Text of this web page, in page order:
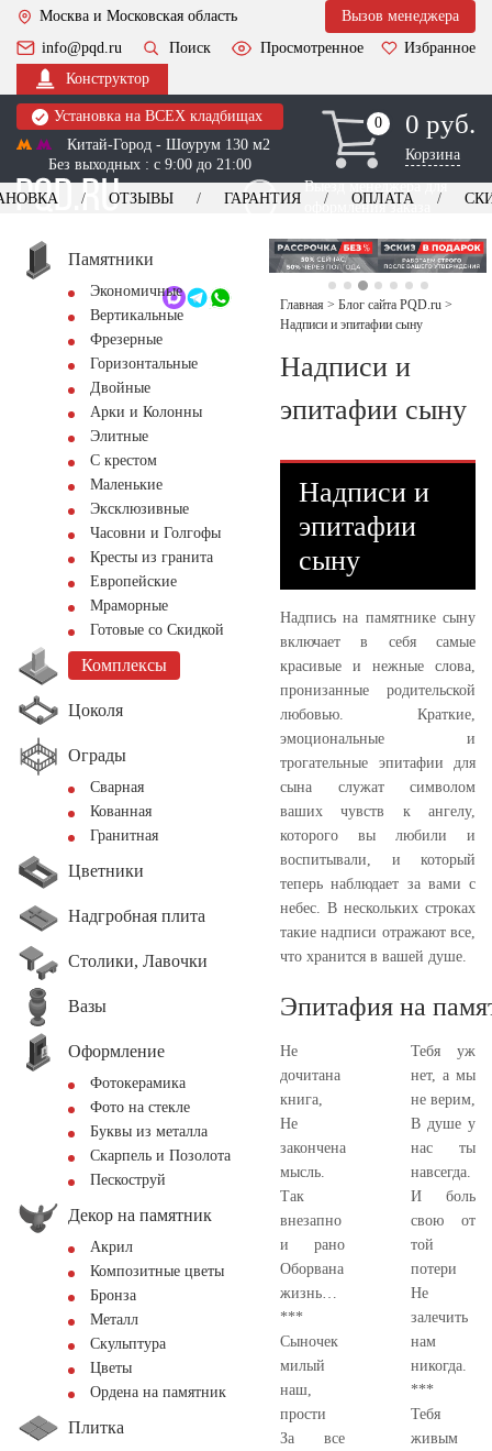
Москва и Московская область
Вызов менеджера
info@pqd.ru
Поиск Просмотренное
Избранное
Конструктор
Установка на ВСЕХ кладбищах
Китай-Город - Шоурум 130 м2
Без выходных : с 9:00 до 21:00
0
0 0 руб.
Корзина
Выезд менеджера для
оформления заказа
+7 (495) 518-44-23
Обратный звонок
ОТЗЫВЫ ГАРАНТИЯ ОПЛАТА
Памятники
Экономичные
Вертикальные
Фрезерные
Горизонтальные
Двойные
Арки и Колонны
Элитные
С крестом
Маленькие
Эксклюзивные
Часовни и Голгофы
Кресты из гранита
Европейские
Мраморные
Готовые со Скидкой
Комплексы
Цоколя
Ограды
Сварная
Кованная
Гранитная
Цветники
Надгробная плита
Столики, Лавочки
Вазы
Оформление
Фотокерамика
Фото на стекле
Буквы из металла
Скарпель и Позолота
Пескоструй
Декор на памятник
Акрил
Композитные цветы
Бронза
Металл
Скульптура
Цветы
Ордена на памятник
Плитка
Главная > Блог сайта PQD.ru >
Надписи и эпитафии сыну
Надписи и
эпитафии сыну
Надписи и
эпитафии
сыну
Надпись на памятнике сыну
включает в себя самые
красивые и нежные слова,
пронизанные родительской
любовью. Краткие,
эмоциональные и
трогательные эпитафии для
сына служат символом
ваших чувств к ангелу,
которого вы любили и
воспитывали, и который
теперь наблюдает за вами с
небес. В нескольких строках
такие надписи отражают все,
что хранится в вашей душе.
Эпитафия на
Не
дочитана
книга,
Не
закончена
мысль.
Так
внезапно
и рано
Оборвана
жизнь…
***
Сыночек
милый
наш,
прости
За все
Тебя уж
нет, а мы
не верим,
В душе у
нас ты
навсегда.
И боль
свою от
той
потери
Не
залечить
нам
никогда.
***
Тебя
живым